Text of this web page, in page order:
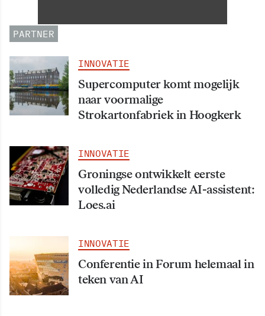
PARTNER
INNOVATIE
Supercomputer komt mogelijk
naar voormalige
Strokartonfabriek in Hoogkerk
INNOVATIE
Groningse ontwikkelt eerste
volledig Nederlandse AI-assistent:
Loes.ai
INNOVATIE
Conferentie in Forum helemaal in
teken van AI